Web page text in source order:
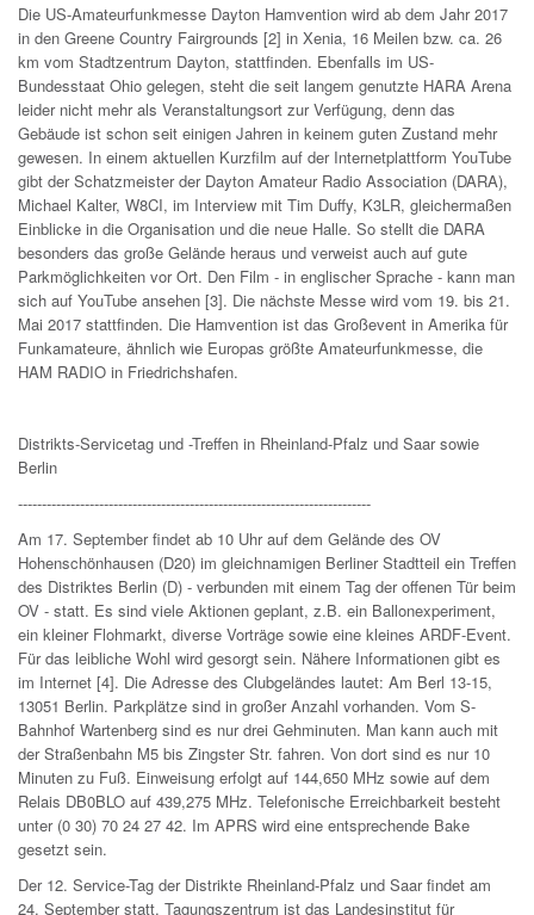
Die US-Amateurfunkmesse Dayton Hamvention wird ab dem Jahr 2017
in den Greene Country Fairgrounds [2] in Xenia, 16 Meilen bzw. ca. 26
km vom Stadtzentrum Dayton, stattfinden. Ebenfalls im US-
Bundesstaat Ohio gelegen, steht die seit langem genutzte HARA Arena
leider nicht mehr als Veranstaltungsort zur Verfügung, denn das
Gebäude ist schon seit einigen Jahren in keinem guten Zustand mehr
gewesen. In einem aktuellen Kurzfilm auf der Internetplattform YouTube
gibt der Schatzmeister der Dayton Amateur Radio Association (DARA),
Michael Kalter, W8CI, im Interview mit Tim Duffy, K3LR, gleichermaßen
Einblicke in die Organisation und die neue Halle. So stellt die DARA
besonders das große Gelände heraus und verweist auch auf gute
Parkmöglichkeiten vor Ort. Den Film - in englischer Sprache - kann man
sich auf YouTube ansehen [3]. Die nächste Messe wird vom 19. bis 21.
Mai 2017 stattfinden. Die Hamvention ist das Großevent in Amerika für
Funkamateure, ähnlich wie Europas größte Amateurfunkmesse, die
HAM RADIO in Friedrichshafen.
Distrikts-Servicetag und -Treffen in Rheinland-Pfalz und Saar sowie
Berlin
--------------------------------------------------------------------------
Am 17. September findet ab 10 Uhr auf dem Gelände des OV
Hohenschönhausen (D20) im gleichnamigen Berliner Stadtteil ein Treffen
des Distriktes Berlin (D) - verbunden mit einem Tag der offenen Tür beim
OV - statt. Es sind viele Aktionen geplant, z.B. ein Ballonexperiment,
ein kleiner Flohmarkt, diverse Vorträge sowie eine kleines ARDF-Event.
Für das leibliche Wohl wird gesorgt sein. Nähere Informationen gibt es
im Internet [4]. Die Adresse des Clubgeländes lautet: Am Berl 13-15,
13051 Berlin. Parkplätze sind in großer Anzahl vorhanden. Vom S-
Bahnhof Wartenberg sind es nur drei Gehminuten. Man kann auch mit
der Straßenbahn M5 bis Zingster Str. fahren. Von dort sind es nur 10
Minuten zu Fuß. Einweisung erfolgt auf 144,650 MHz sowie auf dem
Relais DB0BLO auf 439,275 MHz. Telefonische Erreichbarkeit besteht
unter (0 30) 70 24 27 42. Im APRS wird eine entsprechende Bake
gesetzt sein.
Der 12. Service-Tag der Distrikte Rheinland-Pfalz und Saar findet am
24. September statt. Tagungszentrum ist das Landesinstitut für